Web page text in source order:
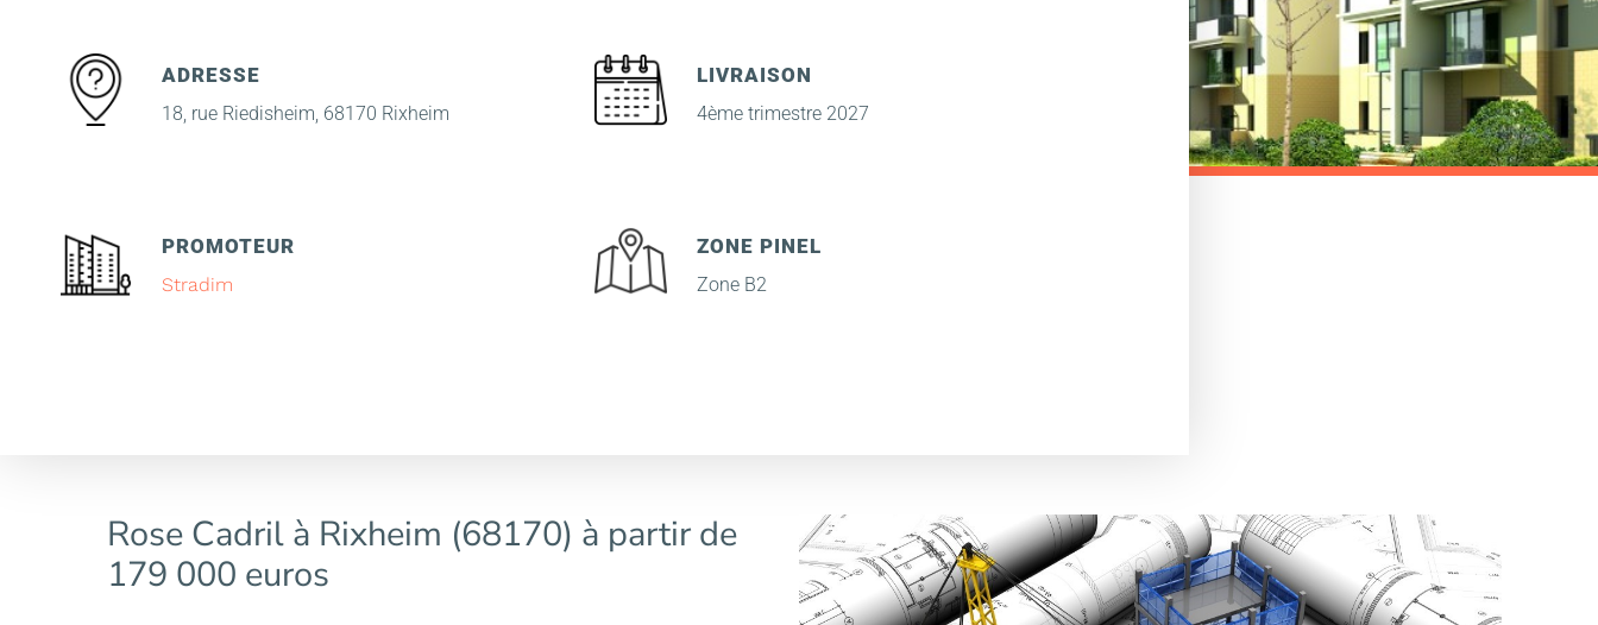
ADRESSE
18, rue Riedisheim, 68170 Rixheim
LIVRAISON
4ème trimestre 2027
PROMOTEUR
Stradim
ZONE PINEL
Zone B2
Rose Cadril à Rixheim (68170) à partir de
179 000 euros